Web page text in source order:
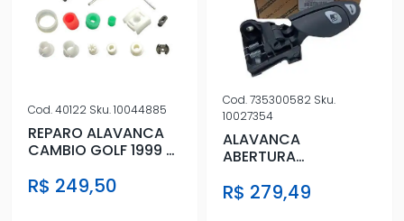
Cod.40122 Sku.10044885
REPARO ALAVANCA
CAMBIO GOLF 1999 A
R$ 249,50
Cod.735300582 Sku.
10027354
ALAVANCA
ABERTURA
MALAS PALIO 2001 A
R$ 279,49